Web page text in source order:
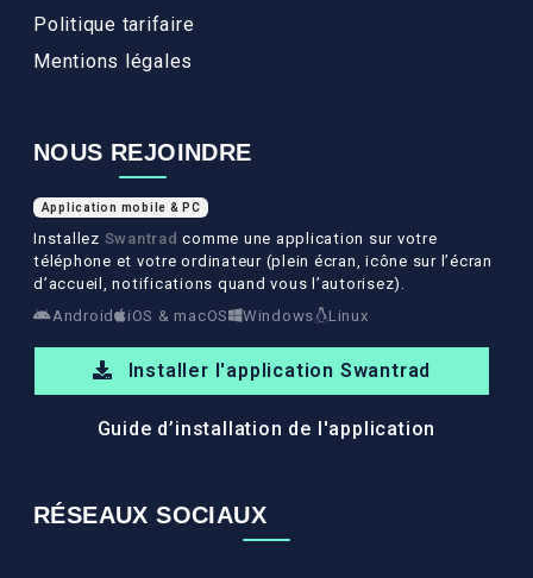
Politique tarifaire
Mentions légales
NOUS REJOINDRE
Application mobile & PC
Installez Swantrad comme une application sur votre
téléphone et votre ordinateur (plein écran, icône sur l’écran
d’accueil, notifications quand vous l’autorisez).
Android
iOS & macOS Windows Linux
Installer l'application Swantrad
Guide d’installation de l'application
RÉSEAUX SOCIAUX